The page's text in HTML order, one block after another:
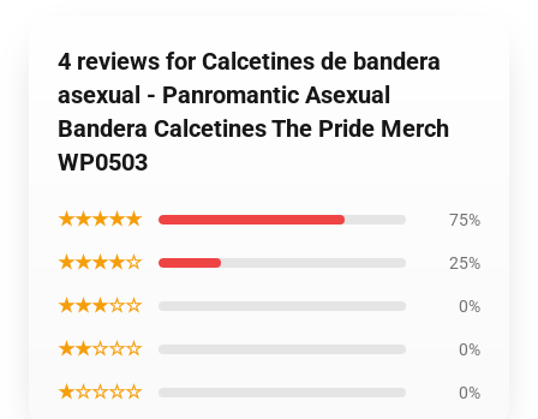
4 reviews for Calcetines de bandera
asexual - Panromantic Asexual
Bandera Calcetines The Pride Merch
WP0503
★★★★★ 75%
★★★★☆ 25%
★★★☆☆ 0%
★★☆☆☆ 0%
★☆☆☆☆ 0%